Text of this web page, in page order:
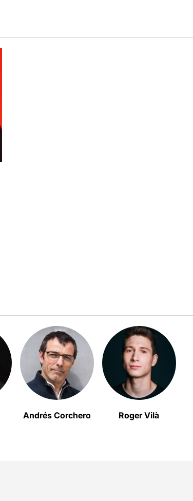
Andrés Corchero Roger Vilà